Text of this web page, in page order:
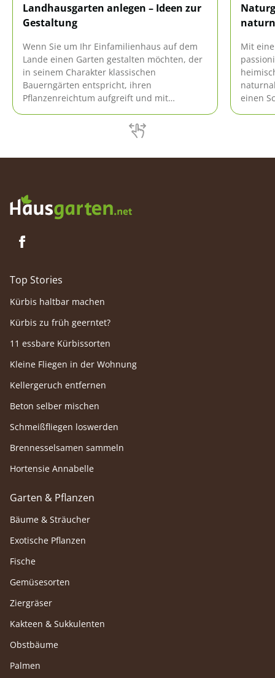
Landhausgarten anlegen – Ideen zur
Gestaltung
Wenn Sie um Ihr Einfamilienhaus auf dem
Lande einen Garten gestalten möchten, der
in seinem Charakter klassischen
Bauerngärten entspricht, ihren
Pflanzenreichtum aufgreift und mit
ausgestattet wird, haben wir passende
Tipps zur Planung und Umsetzung für Sie
Mit
einen
Top Stories
Kürbis haltbar machen
Kürbis zu früh geerntet?
11 essbare Kürbissorten
Kleine Fliegen in der Wohnung
Kellergeruch entfernen
Beton selber mischen
Schmeißfliegen loswerden
Brennesselsamen sammeln
Hortensie Annabelle
Garten & Pflanzen
Bäume & Sträucher
Exotische Pflanzen
Fische
Gemüsesorten
Ziergräser
Kakteen & Sukkulenten
Obstbäume
Palmen